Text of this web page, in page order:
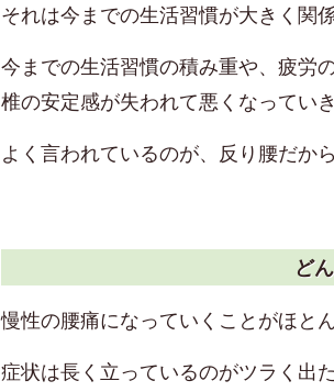
それは今までの生活習慣が大きく関
今までの生活習慣の積み重や、疲労
椎の安定感が失われて悪くなっていき
よく言われているのが、反り腰だか
ど
慢性の腰痛になっていくことがほとん
症状は長く立っているのがツラく出